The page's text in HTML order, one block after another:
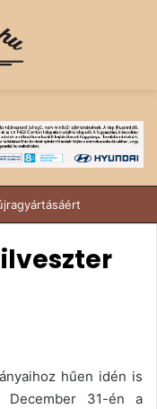
hűen idén is
December 31-én a